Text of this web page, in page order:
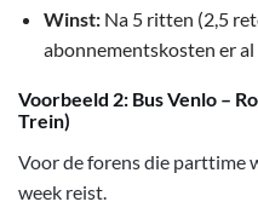
Winst:Na 5 ritten (2,5
abonnementskosten er
Voorbeeld 2: Bus Venlo –
Trein)
Voor de forens die parttime
week reist.